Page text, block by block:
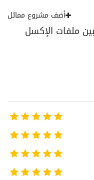
ملفات الإكسل
أضف مشروع مماثل